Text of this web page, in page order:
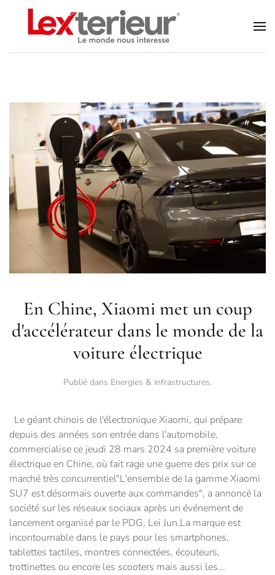
Accéder au contenu principal
En Chine, Xiaomi met un coup
d'accélérateur dans le monde de la
voiture électrique
Publié dans Energies & infrastructures.
Le géant chinois de l'électronique Xiaomi, qui prépare
depuis des années son entrée dans l'automobile,
commercialise ce jeudi 28 mars 2024 sa première voiture
électrique en Chine, où fait rage une guerre des prix sur ce
marché très concurrentiel"L'ensemble de la gamme Xiaomi
SU7 est désormais ouverte aux commandes", a annoncé la
société sur les réseaux sociaux après un événement de
lancement organisé par le PDG, Lei Jun.La marque est
incontournable dans le pays pour les smartphones,
tablettes tactiles, montres connectées, écouteurs,
trottinettes ou encore les scooters mais aussi les...